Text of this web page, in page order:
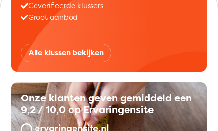
Geverifieerde klussers
Groot aanbod
Alle klussen bekijken
Onze klanten geven gemiddeld een
9,2 / 10,0 op Ervaringensite